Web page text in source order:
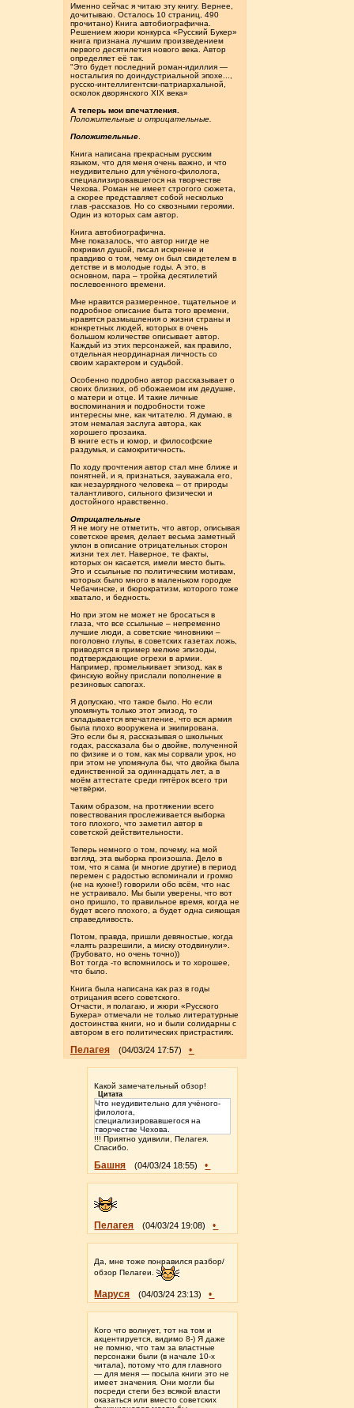
Именно сейчас я читаю эту книгу. Вернее,
дочитываю. Осталось 10 страниц, 490
прочитано) Книга автобиографична.
Решением жюри конкурса «Русский Букер»
книга признана лучшим произведением
первого десятилетия нового века. Автор
определяет её так.
"Это будет последний роман-идиллия —
ностальгия по доиндустриальной эпохе...,
русско-интеллигентски-патриархальной,
осколок дворянского XIX века»
А теперь мои впечатления.
Положительные и отрицательные.
Положительные.
Книга написана прекрасным русским
языком, что для меня очень важно, и что
неудивительно для учёного-филолога,
специализировавшегося на творчестве
Чехова. Роман не имеет строгого сюжета,
а скорее представляет собой несколько
глав -рассказов. Но со сквозными героями.
Один из которых сам автор.
Книга автобиографична.
Мне показалось, что автор нигде не
покривил душой, писал искренне и
правдиво о том, чему он был свидетелем в
детстве и в молодые годы. А это, в
основном, пара – тройка десятилетий
послевоенного времени.
Мне нравится размеренное, тщательное и
подробное описание быта того времени,
нравятся размышления о жизни страны и
конкретных людей, которых в очень
большом количестве описывает автор.
Каждый из этих персонажей, как правило,
отдельная неординарная личность со
своим характером и судьбой.
Особенно подробно автор рассказывает о
своих близких, об обожаемом им дедушке,
о матери и отце. И такие личные
воспоминания и подробности тоже
интересны мне, как читателю. Я думаю, в
этом немалая заслуга автора, как
хорошего прозаика.
В книге есть и юмор, и философские
раздумья, и самокритичность.
По ходу прочтения автор стал мне ближе и
понятней, и я, признаться, зауважала его,
как незаурядного человека – от природы
талантливого, сильного физически и
достойного нравственно.
Отрицательные
Я не могу не отметить, что автор, описывая
советское время, делает весьма заметный
уклон в описание отрицательных сторон
жизни тех лет. Наверное, те факты,
которых он касается, имели место быть.
Это и ссыльные по политическим мотивам,
которых было много в маленьком городке
Чебачинске, и бюрократизм, которого тоже
хватало, и бедность.
Но при этом не может не бросаться в
глаза, что все ссыльные – непременно
лучшие люди, а советские чиновники –
поголовно глупы, в советских газетах ложь,
приводятся в пример мелкие эпизоды,
подтверждающие огрехи в армии.
Например, промелькивает эпизод, как в
финскую войну прислали пополнение в
резиновых сапогах.
Я допускаю, что такое было. Но если
упомянуть только этот эпизод, то
складывается впечатление, что вся армия
была плохо вооружена и экипирована.
Это если бы я, рассказывая о школьных
годах, рассказала бы о двойке, полученной
по физике и о том, как мы сорвали урок, но
при этом не упомянула бы, что двойка была
единственной за одиннадцать лет, а в
моём аттестате среди пятёрок всего три
четвёрки.
Таким образом, на протяжении всего
повествования прослеживается выборка
того плохого, что заметил автор в
советской действительности.
Теперь немного о том, почему, на мой
взгляд, эта выборка произошла. Дело в
том, что я сама (и многие другие) в период
перемен с радостью вспоминали и громко
(не на кухне!) говорили обо всём, что нас
не устраивало. Мы были уверены, что вот
оно пришло, то правильное время, когда не
будет всего плохого, а будет одна сияющая
справедливость.
Потом, правда, пришли девяностые, когда
«лаять разрешили, а миску отодвинули».
(Грубовато, но очень точно))
Вот тогда -то вспомнилось и то хорошее,
что было.
Книга была написана как раз в годы
отрицания всего советского.
Отчасти, я полагаю, и жюри «Русского
Букера» отмечали не только литературные
достоинства книги, но и были солидарны с
автором в его политических пристрастиях.
Пелагея (04/03/24 17:57) •
Какой замечательный обзор!
Цитата
Что неудивительно для учёного-
филолога,
специализировавшегося на
творчестве Чехова.
!!! Приятно удивили, Пелагея.
Спасибо.
Башня (04/03/24 18:55) •
Пелагея (04/03/24 19:08) •
Да, мне тоже понравился разбор/
обзор Пелагеи.
Маруся (04/03/24 23:13) •
Кого что волнует, тот на том и
акцентируется, видимо 8-) Я даже
не помню, что там за властные
персонажи были (в начале 10-х
читала), потому что для главного
— для меня — посыла книги это не
имеет значения. Они могли бы
посреди степи без всякой власти
оказаться или вместо советских